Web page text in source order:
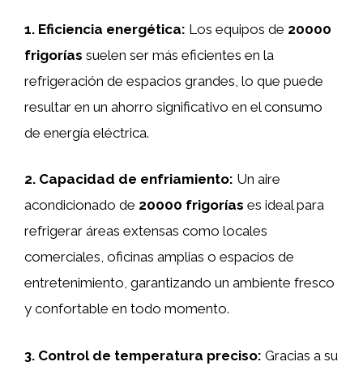
1. Eficiencia energética: Los equipos de 20000
frigorías suelen ser más eficientes en la
refrigeración de espacios grandes, lo que puede
resultar en un ahorro significativo en el consumo
de energía eléctrica.
2. Capacidad de enfriamiento: Un aire
acondicionado de 20000 frigorías es ideal para
refrigerar áreas extensas como locales
comerciales, oficinas amplias o espacios de
entretenimiento, garantizando un ambiente fresco
y confortable en todo momento.
3. Control de temperatura preciso: Gracias a su